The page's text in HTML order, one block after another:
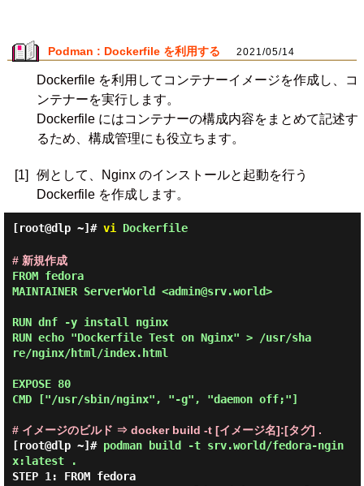
Podman : Dockerfile を利用する 2021/05/14
Dockerfile を利用してコンテナーイメージを作成し、コ
ンテナーを実行します。
Dockerfile にはコンテナーの構成内容をまとめて記述す
るため、構成管理にも役立ちます。
[1]
例として、Nginx のインストールと起動を行う
Dockerfile を作成します。
[root@dlp ~]# vi Dockerfile
# 新規作成
FROM fedora
MAINTAINER ServerWorld <admin@srv.world>
RUN dnf -y install nginx
RUN echo "Dockerfile Test on Nginx" > /usr/sha
re/nginx/html/index.html
EXPOSE 80
CMD ["/usr/sbin/nginx", "-g", "daemon off;"]
# イメージのビルド ⇒ docker build -t [イメージ名]:[タグ] .
[root@dlp ~]# podman build -t srv.world/fedora-ngin
x:latest .
STEP 1: FROM fedora